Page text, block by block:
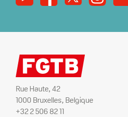
Rue Haute, 42
1000 Bruxelles, Belgique
+32 2 506 82 11